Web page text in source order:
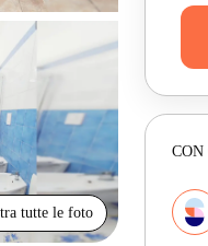
tutte le foto
CON